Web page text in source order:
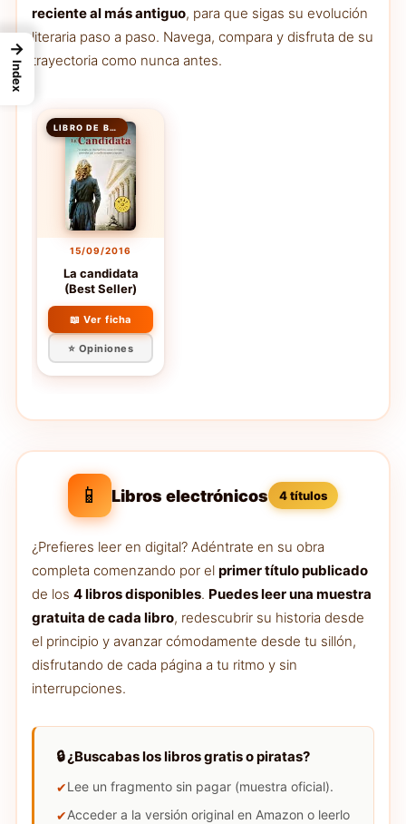
reciente al más antiguo, para que sigas su evolución
literaria paso a paso. Navega, compara y disfruta de su
trayectoria como nunca antes.
LIBRO DE BOLSILLO
15/09/2016
La candidata
(Best Seller)
📖 Ver ficha
⭐ Opiniones
📱 Libros electrónicos 4 títulos
¿Prefieres leer en digital? Adéntrate en su obra
completa comenzando por el primer título publicado
de los 4 libros disponibles. Puedes leer una muestra
gratuita de cada libro, redescubrir su historia desde
el principio y avanzar cómodamente desde tu sillón,
disfrutando de cada página a tu ritmo y sin
interrupciones.
🔒 ¿Buscabas los libros gratis o piratas?
Lee un fragmento sin pagar (muestra oficial).
Acceder a la versión original en Amazon o leerlo
→
Index